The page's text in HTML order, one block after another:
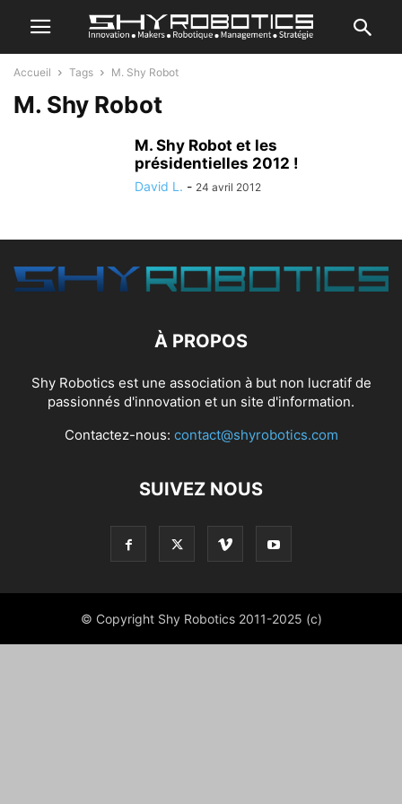
Accueil Tags M. Shy Robot
M. Shy Robot
M. Shy Robot et les
présidentielles 2012 !
David L. - 24 avril 2012
À PROPOS
Shy Robotics est une association à but non lucratif de
passionnés d'innovation et un site d'information.
Contactez-nous: contact@shyrobotics.com
SUIVEZ NOUS
© Copyright Shy Robotics 2011-2025 (c)